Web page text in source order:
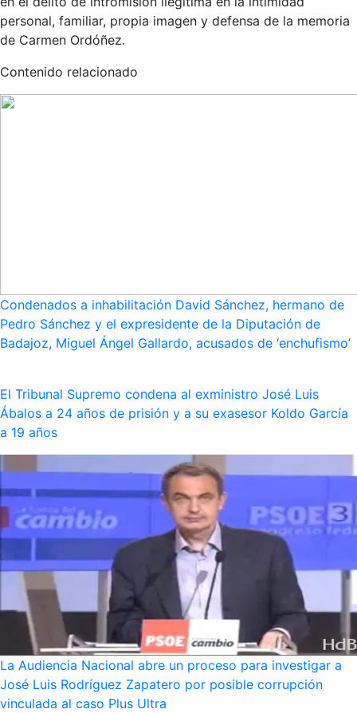
personal, familiar, propia imagen y defensa de la memoria
de Carmen Ordóñez.
Contenido relacionado
Condenados a inhabilitación David Sánchez, hermano de
Pedro Sánchez y el expresidente de la Diputación de
Badajoz, Miguel Ángel Gallardo, acusados de ‘enchufismo’
El Tribunal Supremo condena al exministro José Luis
Ábalos a 24 años de prisión y a su exasesor Koldo García
a 19 años
La Audiencia Nacional abre un proceso para investigar a
José Luis Rodríguez Zapatero por posible corrupción
vinculada al caso Plus Ultra